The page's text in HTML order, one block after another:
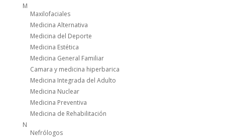
M
Maxilofaciales
Medicina Alternativa
Medicina del Deporte
Medicina Estética
Medicina General Familiar
Camara y medicina hiperbarica
Medicina Integrada del Adulto
Medicina Nuclear
Medicina Preventiva
Medicina de Rehabilitación
N
Nefrólogos